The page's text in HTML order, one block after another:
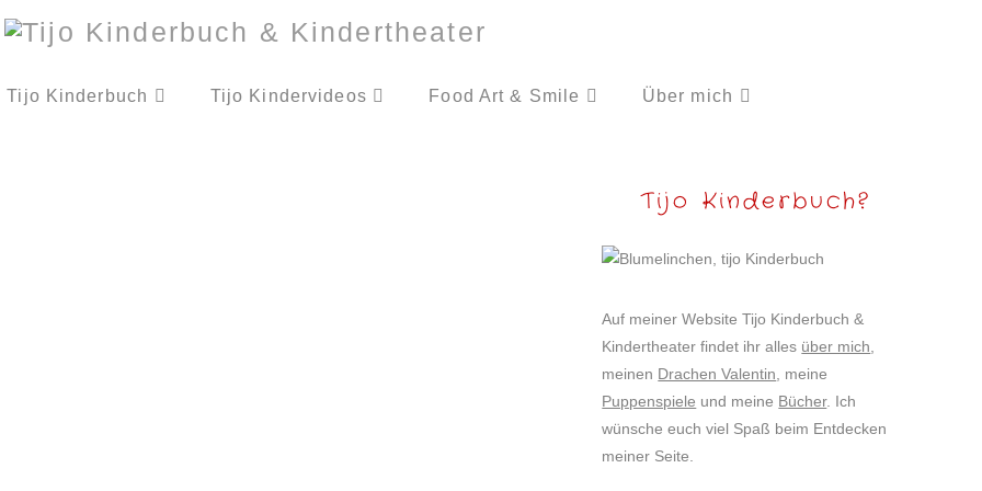
Tijo Kinderbuch Tijo Kindervideos Food Art & Smile Über mich
Tijo Kinderbuch?
Auf meiner Website Tijo Kinderbuch &
Kindertheater findet ihr alles über mich
meinen Drachen Valentin , meine
Puppenspiele und meine Bücher. Ich
wünsche euch viel Spaß beim Entdecken
meiner Seite.